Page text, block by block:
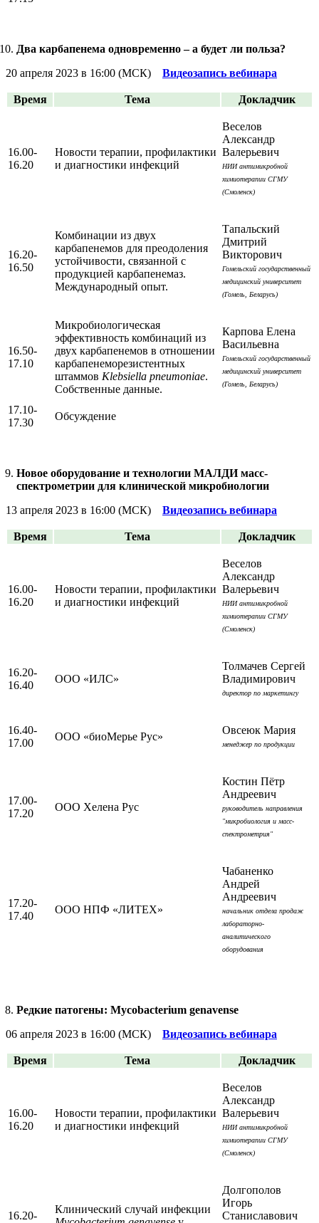
Два карбапенема одновременно – а будет ли польза?
20 апреля 2023 в 16:00 (МСК) Видеозапись вебинара
Время Тема Докладчик
16.00-
16.20
Новости терапии, профилактики
и диагностики инфекций
Веселов
Александр
Валерьевич
НИИ антимикробной
химиотерапии СГМУ
(Смоленск)
16.20-
16.50
Комбинации из двух
карбапенемов для преодоления
устойчивости, связанной с
продукцией карбапенемаз.
Международный опыт.
Тапальский
Дмитрий
Викторович
Гомельский государственный
медицинский университет
(Гомель, Беларусь)
16.50-
17.10
Микробиологическая
эффективность комбинаций из
двух карбапенемов в отношении
карбапенеморезистентных
штаммов Klebsiella pneumoniae.
Собственные данные.
Карпова Елена
Васильевна
Гомельский государственный
медицинский университет
(Гомель, Беларусь)
17.10-
17.30
Обсуждение
Новое оборудование и технологии МАЛДИ масс-
спектрометрии для клинической микробиологии
13 апреля 2023 в 16:00 (МСК) Видеозапись вебинара
Время Тема Докладчик
16.00-
16.20
Новости терапии, профилактики
и диагностики инфекций
Веселов
Александр
Валерьевич
НИИ антимикробной
химиотерапии СГМУ
(Смоленск)
16.20-
16.40
ООО «ИЛС»
Толмачев Сергей
Владимирович
директор по маркетингу
16.40-
17.00
ООО «биоМерье Рус»
Овсеюк Мария
менеджер по продукции
17.00-
17.20
OOO Хелена Рус
Костин Пётр
Андреевич
руководитель направления
"микробиология и масс-
спектрометрия"
17.20-
17.40
ООО НПФ «ЛИТЕХ»
Чабаненко
Андрей
Андреевич
начальник отдела продаж
лабораторно-
аналитического
оборудования
Редкие патогены: Mycobacterium genavense
06 апреля 2023 в 16:00 (МСК) Видеозапись вебинара
Время Тема Докладчик
16.00-
16.20
Новости терапии, профилактики
и диагностики инфекций
Веселов
Александр
Валерьевич
НИИ антимикробной
химиотерапии СГМУ
(Смоленск)
16.20-
Клинический случай инфекции
Долгополов
Игорь
Станиславович